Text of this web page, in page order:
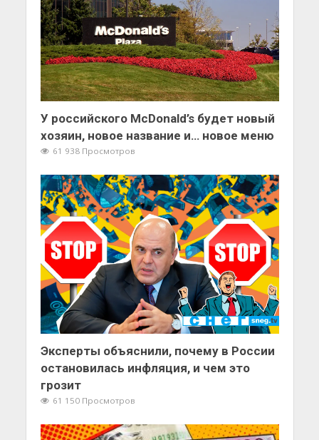
У российского McDonald’s будет новый
хозяин, новое название и… новое меню
61 938 Просмотров
Эксперты объяснили, почему в России
остановилась инфляция, и чем это
грозит
61 150 Просмотров